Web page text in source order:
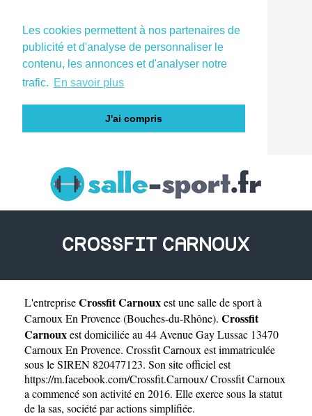
Les cookies permettent à nos partenaires de
publicité et d'analyse de personnaliser le
contenu, les annonces et d'analyser notre
trafic. En savoir plus
J'ai compris
CROSSFIT CARNOUX
L'entrepriseCrossfit Carnouxest unesalle de sport à
Carnoux En Provence(Bouches-du-Rhône). Crossfit
Carnouxest domiciliée au 44 Avenue Gay Lussac 13470
Carnoux En Provence. Crossfit Carnoux est immatriculée
sous le SIREN 820477123. Son site officiel est
https://m.facebook.com/Crossfit.Carnoux/Crossfit Carnoux
a commencé son activité en 2016. Elle exerce sous la statut
de la sas, société par actions simplifiée.